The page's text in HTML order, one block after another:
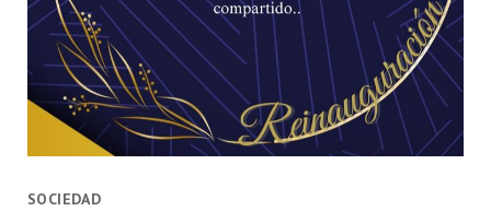
SOCIEDAD